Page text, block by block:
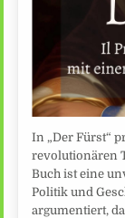
In „Der Fürst“
revolutionären
Buch ist eine
Politik und
argumentiert,